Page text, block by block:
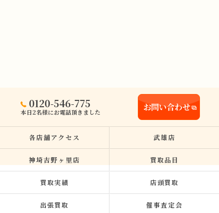
0120-546-775
本日2名様にお電話頂きました お問い合わせ
各店舗アクセス 武雄店
神埼吉野ヶ里店 買取品目
買取実績 店頭買取
出張買取 催事査定会